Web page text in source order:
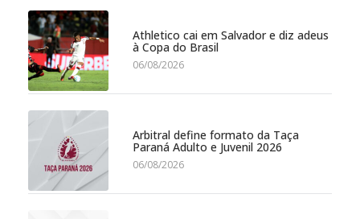
Athletico cai em Salvador e diz adeus
à Copa do Brasil
06/08/2026
Arbitral define formato da Taça
Paraná Adulto e Juvenil 2026
06/08/2026